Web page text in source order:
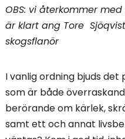
OBS: vi återkommer
är klart ang Tore
skogsflanör
I vanlig ordning bjuds det
som är både
berörande om kärlek,
samt ett och annat